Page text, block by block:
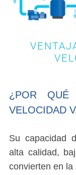
¿POR QUÉ
VELOCIDAD
Su capacidad
alta calidad,
convierten en